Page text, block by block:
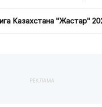
Казахстана "Жастар"
РЕКЛАМА